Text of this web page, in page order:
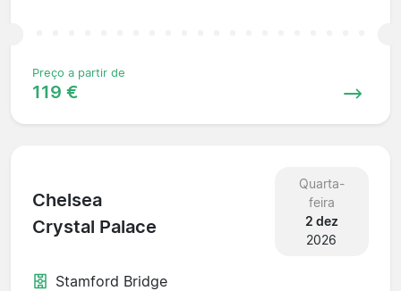
Preço a partir de
119 €
Chelsea
Crystal Palace
Quarta-
feira
2 dez
2026
Stamford Bridge